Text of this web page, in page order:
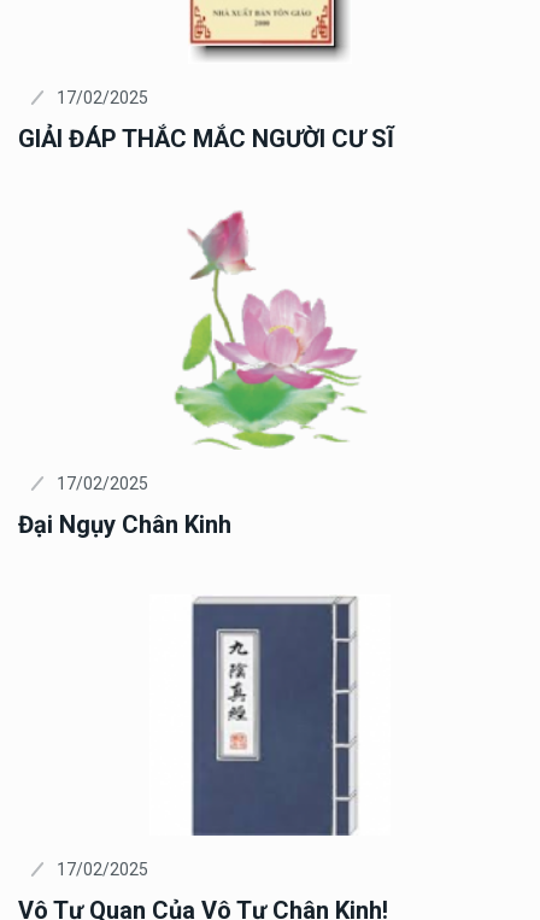
17/02/2025
GIẢI ĐÁP THẮC MẮC NGƯỜI CƯ SĨ
17/02/2025
Đại Ngụy Chân Kinh
17/02/2025
Vô Tự Quan Của Vô Tự Chân Kinh!